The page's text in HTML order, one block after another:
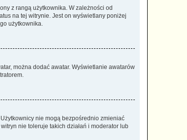
z rangą użytkownika. W zależności od
na tej witrynie. Jest on wyświetlany poniżej
użytkownika.
można dodać awatar. Wyświetlanie awatarów
nie mogą bezpośrednio zmieniać
nie toleruje takich działań i moderator lub